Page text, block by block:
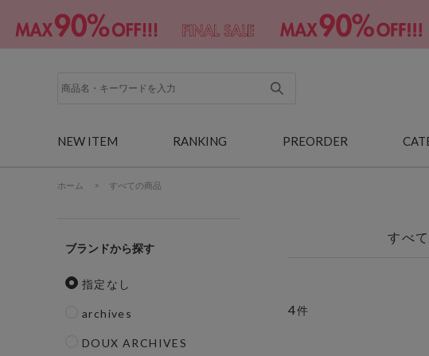
NEW ITEM RANKING PREORDER
ホーム > すべての商品
ブランド
指定なし
archives
DOUX ARCHIVES
すべて
4件